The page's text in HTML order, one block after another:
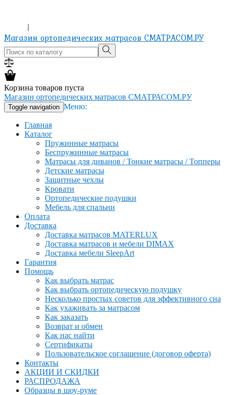
|
Магазин ортопедических матрасов СМАТРАСОМ.РУ
Корзина товаров пуста
Магазин ортопедических матрасов СМАТРАСОМ.РУ
Toggle navigation Меню:
Главная
Каталог
Пружинные матрасы
Беспружинные матрасы
Матрасы для диванов / Тонкие матрасы / Топперы
Детские матрасы
Защитные чехлы
Кровати
Ортопедические подушки
Мебель для спальни
Оплата
Доставка
Доставка матрасов MATERLUX
Доставка матрасов и мебели DIMAX
Доставка мебели SleepArt
Гарантия
Помощь
Как выбрать матрас
Как выбрать ортопедическую подушку
Несколько простых советов для эффективного сна
Как ухаживать за матрасом
Как заказать
Возврат и обмен
Как нас найти
Сертификаты
Пользовательское соглашение (договор оферта)
Контакты
АКЦИИ И СКИДКИ
РАСПРОДАЖА
Образцы в шоу-руме